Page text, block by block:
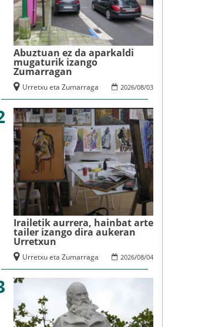
Abuztuan ez da aparkaldi
mugaturik izango
Zumarragan
2026/08/03
Urretxu eta Zumarraga
Irailetik aurrera, hainbat arte
tailer izango dira aukeran
Urretxun
2026/08/04
Urretxu eta Zumarraga